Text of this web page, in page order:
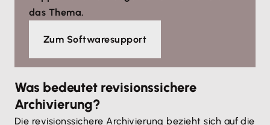
das Thema.
Zum Softwaresupport
Was bedeutet revisionssichere
Archivierung?
Die revisionssichere Archivierung bezieht sich auf die